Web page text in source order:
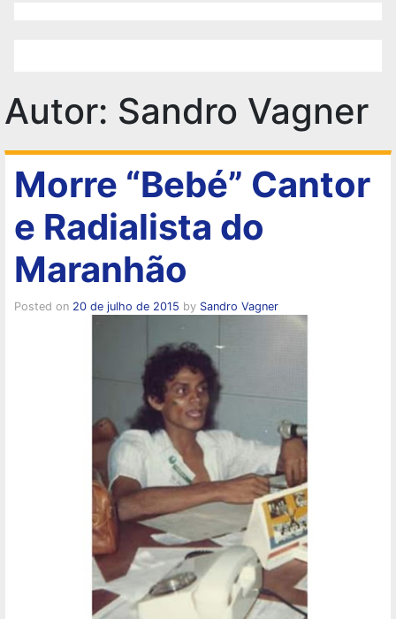
Autor: Sandro Vagner
Morre “Bebé” Cantor
e Radialista do
Maranhão
Posted on 20 de julho de 2015 by Sandro Vagner